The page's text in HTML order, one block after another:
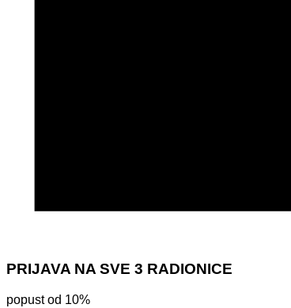
PRIJAVA NA SVE 3 RADIONICE
popust od 10%